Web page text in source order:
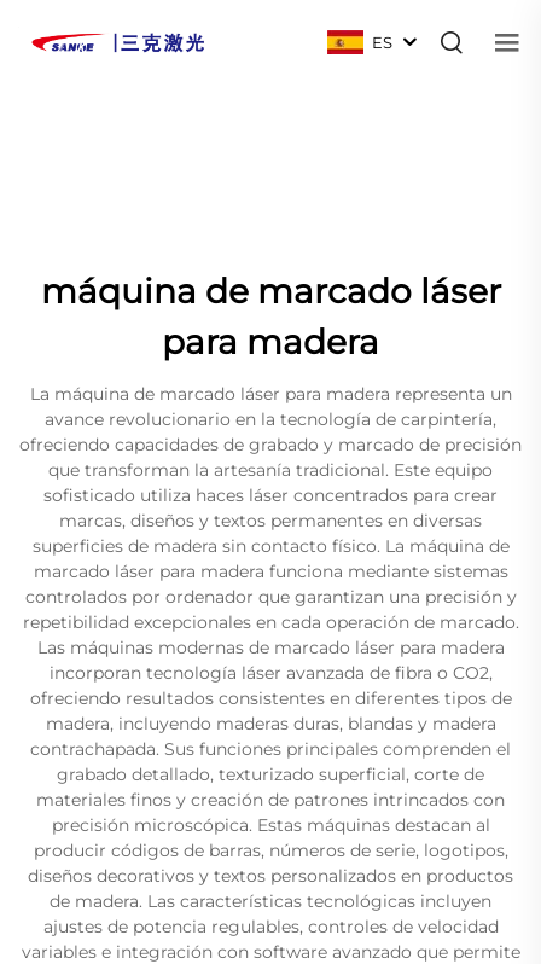
ES
máquina de marcado láser
para madera
La máquina de marcado láser para madera representa un
avance revolucionario en la tecnología de carpintería,
ofreciendo capacidades de grabado y marcado de precisión
que transforman la artesanía tradicional. Este equipo
sofisticado utiliza haces láser concentrados para crear
marcas, diseños y textos permanentes en diversas
superficies de madera sin contacto físico. La máquina de
marcado láser para madera funciona mediante sistemas
controlados por ordenador que garantizan una precisión y
repetibilidad excepcionales en cada operación de marcado.
Las máquinas modernas de marcado láser para madera
incorporan tecnología láser avanzada de fibra o CO2,
ofreciendo resultados consistentes en diferentes tipos de
madera, incluyendo maderas duras, blandas y madera
contrachapada. Sus funciones principales comprenden el
grabado detallado, texturizado superficial, corte de
materiales finos y creación de patrones intrincados con
precisión microscópica. Estas máquinas destacan al
producir códigos de barras, números de serie, logotipos,
diseños decorativos y textos personalizados en productos
de madera. Las características tecnológicas incluyen
ajustes de potencia regulables, controles de velocidad
variables e integración con software avanzado que permite